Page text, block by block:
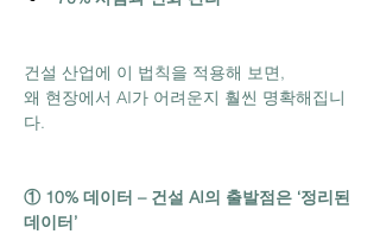
건설 산업에 이 법칙을 적용해 보면,
왜 현장에서 AI가 어려운지 훨씬 명확해집니
다.
① 10% 데이터 – 건설 AI의 출발점은 ‘정리된
데이터’